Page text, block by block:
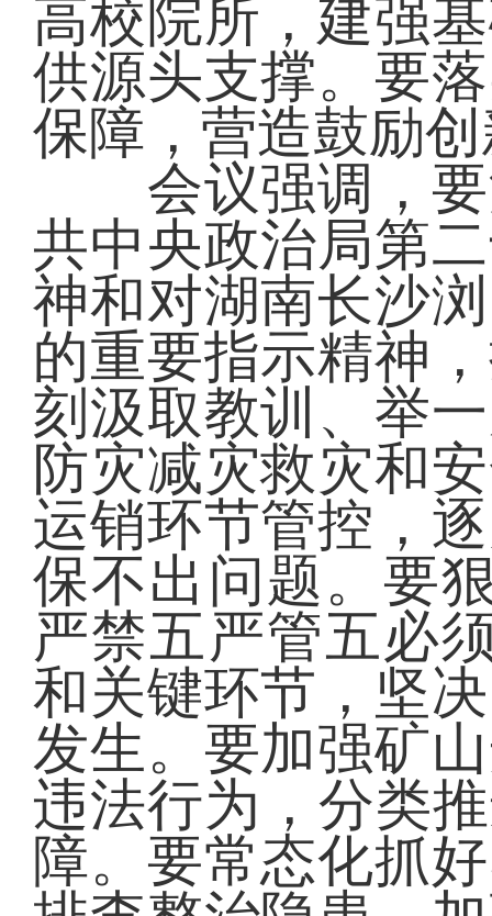
高校院所，建强
供源头支撑。要
保障，营造鼓励
会议强调，要
共中央政治局第
神和对湖南长沙
的重要指示精神
刻汲取教训、举
防灾减灾救灾和
运销环节管控，
保不出问题。要
严禁五严管五必
和关键环节，坚
发生。要加强矿
违法行为，分类
障。要常态化抓